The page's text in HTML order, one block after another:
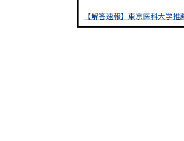
【解答速報】東京医科大学